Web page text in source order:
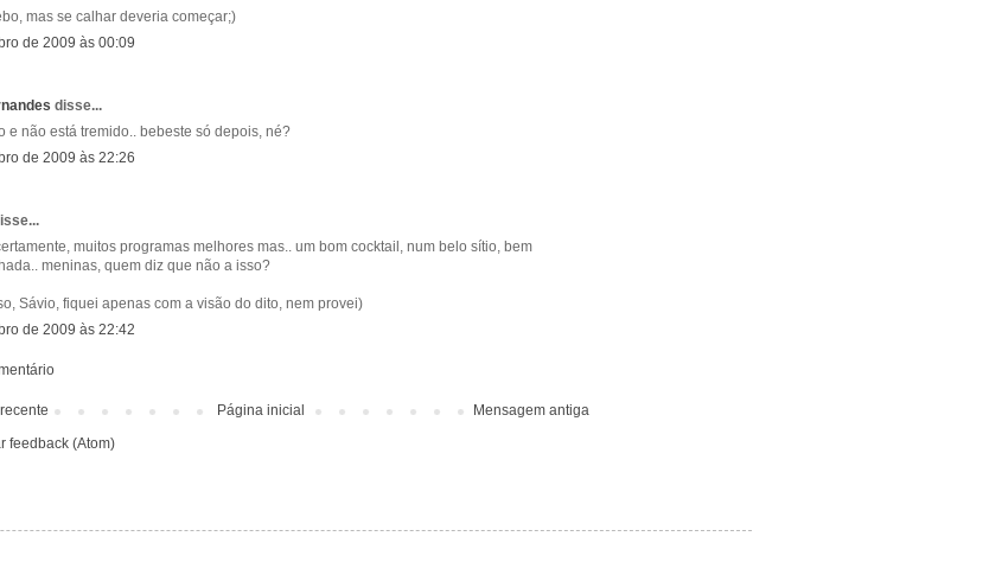
mas se calhar deveria começar;)
de 2009 às 00:09
disse...
e não está tremido.. bebeste só depois, né?
de 2009 às 22:26
muitos programas melhores mas.. um bom cocktail, num belo sítio, bem
meninas, quem diz que não a isso?
Sávio, fiquei apenas com a visão do dito, nem provei)
de 2009 às 22:42
Mensagem antiga
Página inicial
feedback (Atom)